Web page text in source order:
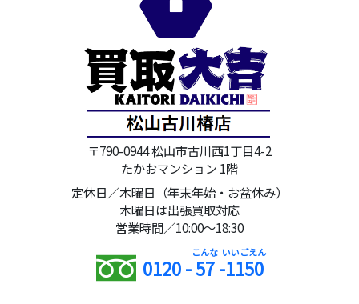
〒790-0944 松山市古川西1丁目4-2
たかおマンション 1階
定休日／木曜日（年末年始・お盆休み）
木曜日は出張買取対応
営業時間／10:00～18:30
0120 -57-1150